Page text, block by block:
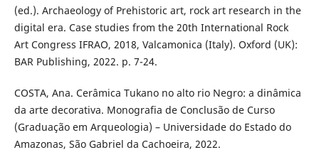
(ed.). Archaeology of Prehistoric art, rock art research in the
digital era. Case studies from the 20th International Rock
Art Congress IFRAO, 2018, Valcamonica (Italy). Oxford (UK):
BAR Publishing, 2022. p. 7-24.
COSTA, Ana. Cerâmica Tukano no alto rio Negro: a dinâmica
da arte decorativa. Monografia de Conclusão de Curso
(Graduação em Arqueologia) – Universidade do Estado do
Amazonas, São Gabriel da Cachoeira, 2022.